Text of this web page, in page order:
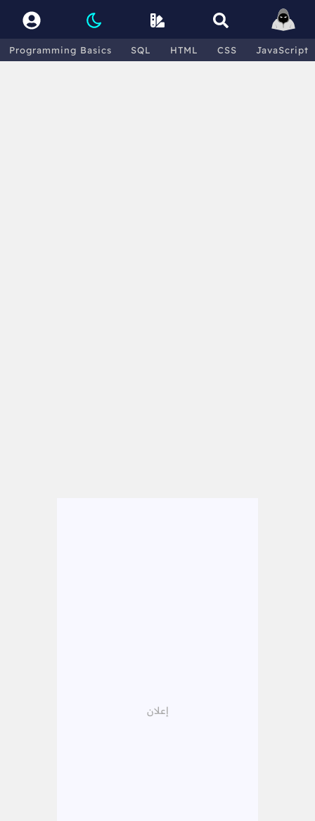
Programming Basics SQL HTML CSS JavaScript